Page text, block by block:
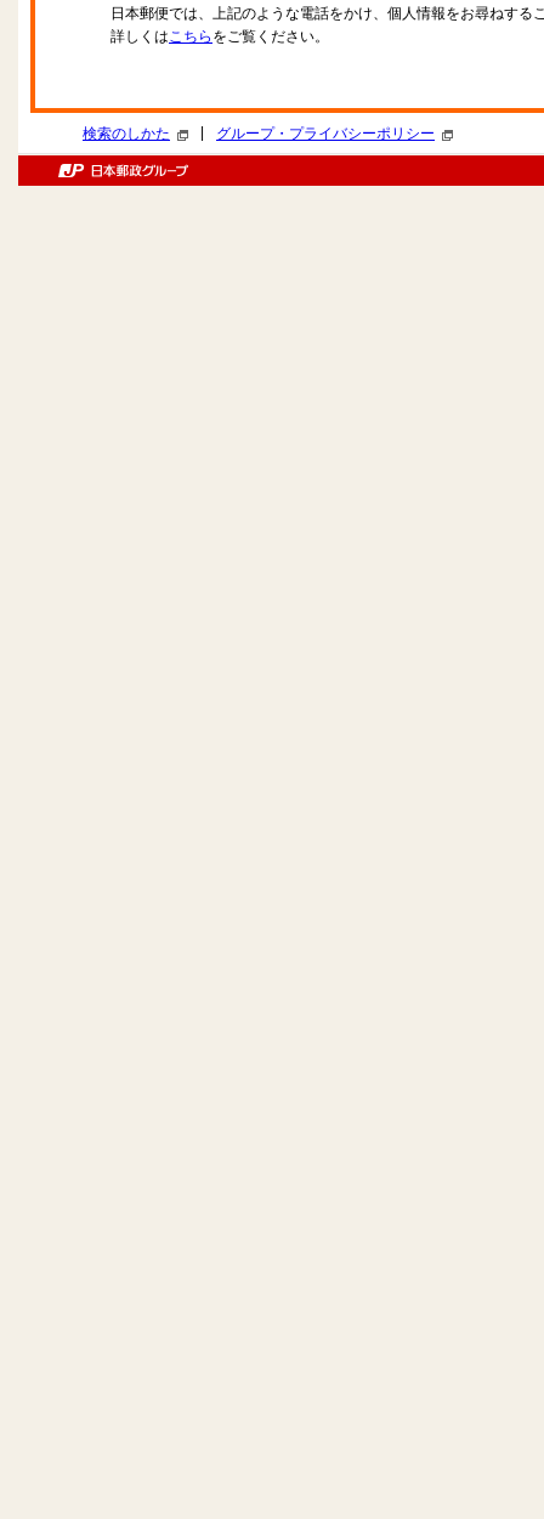
日本郵便では、上記のような電話をかけ、個人情報をお尋ねする
詳しくはこちら をご覧ください。
検索のしかた グループ・プライバシーポリシー